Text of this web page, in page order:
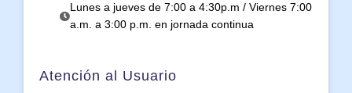
Lunes a jueves de 7:00 a 4:30p.m / Viernes 7:00
a.m. a 3:00 p.m. en jornada continua
Atención al Usuario